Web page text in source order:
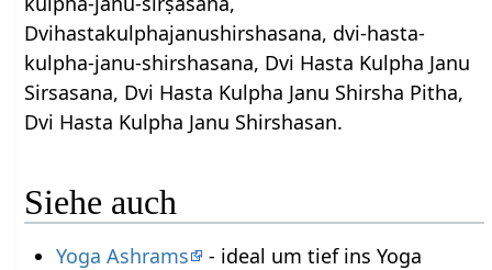
Dvihastakulphajanushirshasana, dvi-hasta-
kulpha-janu-shirshasana, Dvi Hasta Kulpha Janu
Sirsasana, Dvi Hasta Kulpha Janu Shirsha Pitha,
Dvi Hasta Kulpha Janu Shirshasan.
Siehe auch
Yoga Ashrams
- ideal um tief ins Yoga